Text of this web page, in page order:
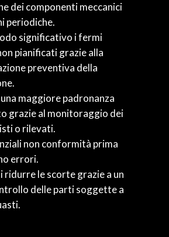
dei componenti meccanici
periodiche.
significativo i fermi
pianificati grazie alla
preventiva della
maggiore padronanza
grazie al monitoraggio dei
o rilevati.
non conformità prima
errori.
ridurre le scorte grazie a un
delle parti soggette a